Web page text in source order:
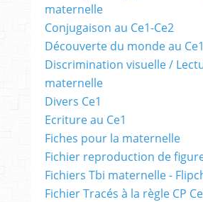
maternelle
Conjugaison au Ce1-Ce2
Découverte du monde au Ce1
Discrimination visuelle /
maternelle
Divers Ce1
Ecriture au Ce1
Fiches pour la maternelle
Fichier reproduction de
Fichiers Tbi maternelle -
Fichier Tracés à la règle CP